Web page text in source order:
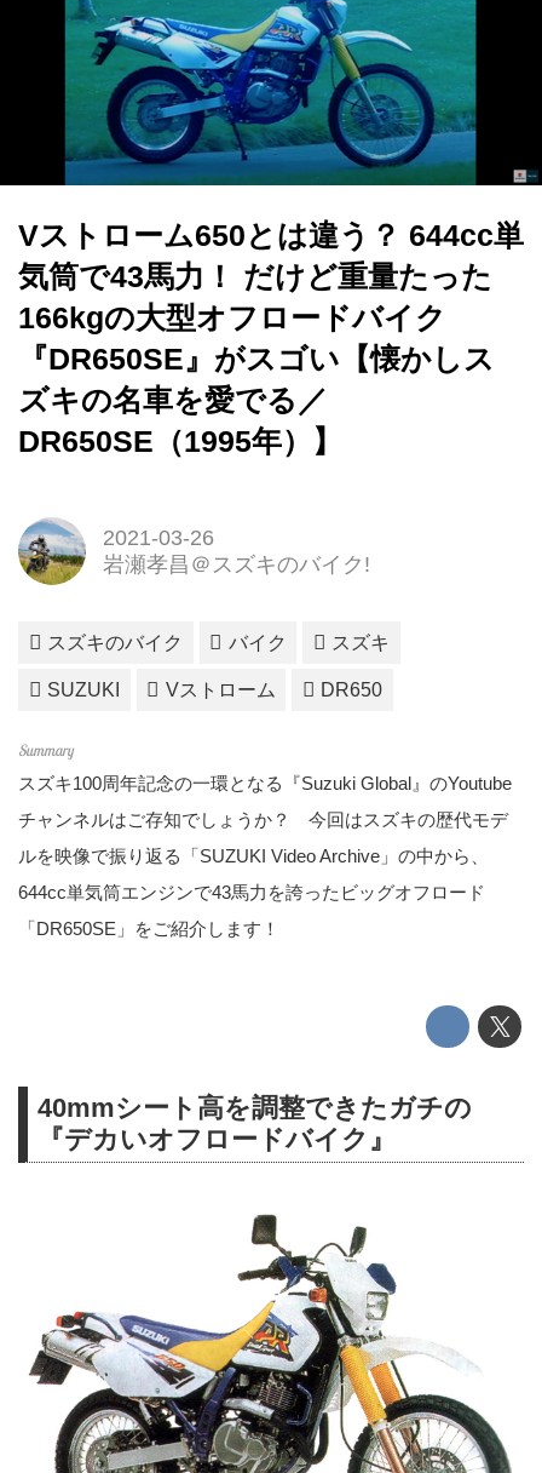
Vストローム650とは違う？ 644cc単
気筒で43馬力！ だけど重量たった
166kgの大型オフロードバイク
『DR650SE』がスゴい【懐かしス
ズキの名車を愛でる／
DR650SE（1995年）】
2021-03-26
岩瀬孝昌＠スズキのバイク!
スズキのバイク バイク スズキ
SUZUKI Vストローム DR650
スズキ100周年記念の一環となる『Suzuki Global』のYoutube
チャンネルはご存知でしょうか？ 今回はスズキの歴代モデ
ルを映像で振り返る「SUZUKI Video Archive」の中から、
644cc単気筒エンジンで43馬力を誇ったビッグオフロード
「DR650SE」をご紹介します！
40mmシート高を調整できたガチの
『デカいオフロードバイク』